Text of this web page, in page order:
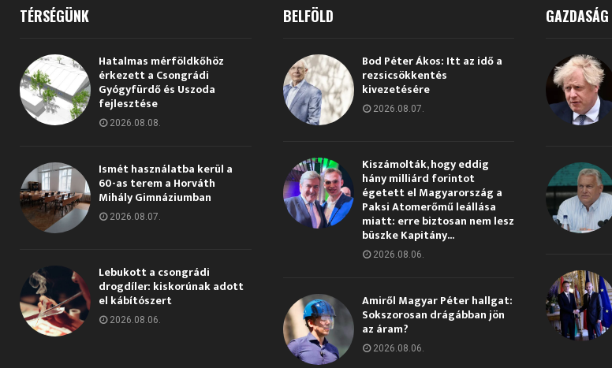
TÉRSÉGÜNK
Hatalmas mérföldkőhöz
érkezett a Csongrádi
Gyógyfürdő és Uszoda
fejlesztése
2026.08.08.
Ismét használatba kerül a
60-as terem a Horváth
Mihály Gimnáziumban
2026.08.07.
Lebukott a csongrádi
drogdíler: kiskorúnak adott
el kábítószert
2026.08.06.
BELFÖLD
Bod Péter Ákos: Itt az idő a
rezsicsökkentés
kivezetésére
2026.08.07.
Kiszámolták, hogy eddig
hány milliárd forintot
égetett el Magyarország a
Paksi Atomerőmű leállása
miatt: erre biztosan nem lesz
büszke Kapitány...
2026.08.06.
Amiről Magyar Péter hallgat:
Sokszorosan drágábban jön
az áram?
2026.08.06.
GAZDASÁG